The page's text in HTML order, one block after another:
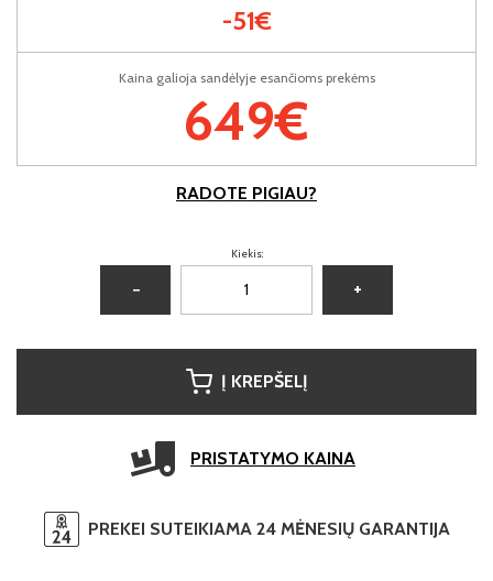
Kaina galioja sandėlyje esančioms prekėms
649€
-51€
RADOTE PIGIAU?
Kiekis:
− +
Į KREPŠELĮ
PRISTATYMO KAINA
PREKEI SUTEIKIAMA 24 MĖNESIŲ GARANTIJA